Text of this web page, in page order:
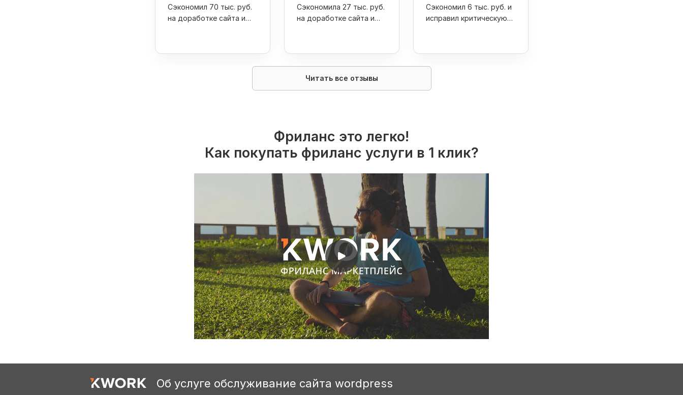
Сэкономил 70 тыс. руб.
на доработке сайта и
Сэкономила 27 тыс. руб.
на доработке сайта и
раза
Сэкономил 6 тыс. руб. и
исправил критическую
Читать все отзывы
Фриланс это легко!
Как покупать фриланс услуги в 1 клик?
Об услуге обслуживание сайта wordpress